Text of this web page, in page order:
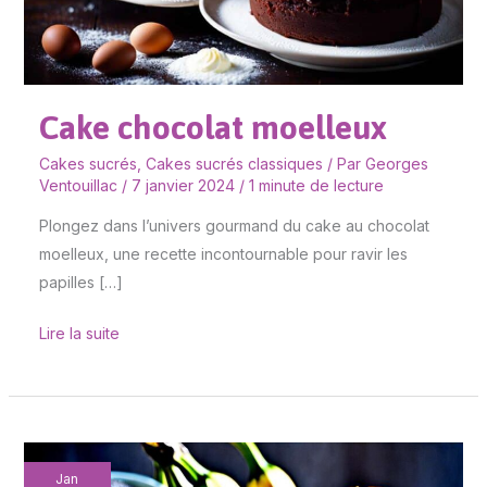
Cake chocolat moelleux
Cakes sucrés Cakes sucrés classiques / Par Georges
Ventouillac / 7 janvier 2024 / 1 minute de lecture
Plongez dans l’univers gourmand du cake au chocolat
moelleux, une recette incontournable pour ravir les
papilles […]
Lire la suite
Jan
Banana